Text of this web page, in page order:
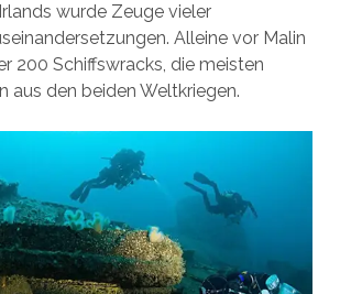
wurde Zeuge vieler
Alleine vor Malin
200 Schiffswracks, die meisten
aus den beiden Weltkriegen.